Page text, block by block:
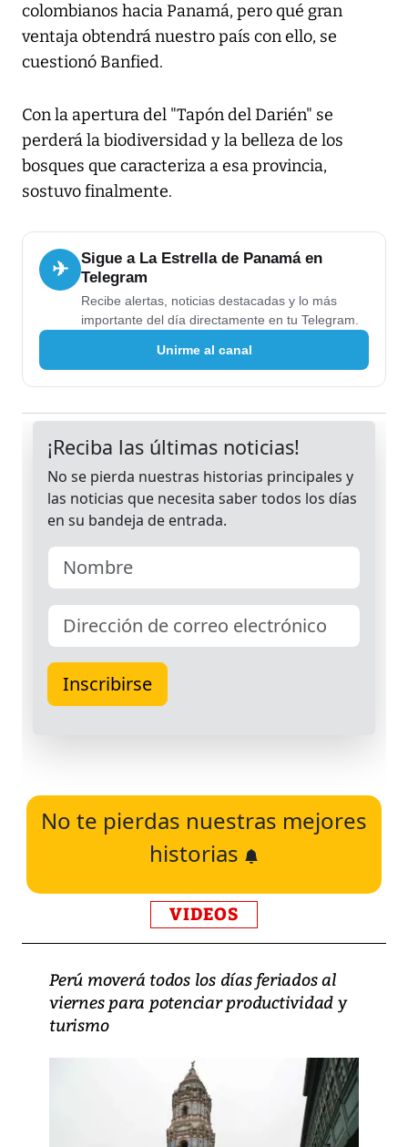
colombianos hacia Panamá, pero qué gran
ventaja obtendrá nuestro país con ello, se
cuestionó Banfied.
Con la apertura del "Tapón del Darién" se
perderá la biodiversidad y la belleza de los
bosques que caracteriza a esa provincia,
sostuvo finalmente.
✈
Sigue a La Estrella de Panamá en
Telegram
Recibe alertas, noticias destacadas y lo más
importante del día directamente en tu Telegram.
Unirme al canal
No te pierdas nuestras mejores
historias
VIDEOS
Perú moverá todos los días feriados al
viernes para potenciar productividad y
turismo